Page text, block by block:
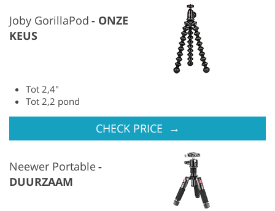
Joby GorillaPod
ONZE
KEUS
Tot 2,4″
Tot 2,2 pond
CHECK PRICE →
Neewer Portable
DUURZAAM